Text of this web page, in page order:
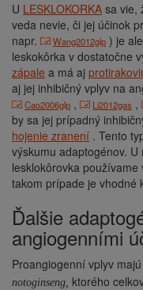
U LESKLOKORKA sa vie,
veda nevie, či jej účinok
napr.
Wang2012glp ) je
leskokôrka v dostatočne
zápale a má aj
aj jej inhibičný vplyv na
Cao2006glp , Li2012gas ,
by sa jej prípadný
hojenie zranení . Tento
výskumu adaptogénov.
lesklokôrovka
takom prípade je vhodné
Ďalšie adaptogény a liečivé rastliny s
angiogenními
Proangiogenní vplyv
notoginseng, ktorého